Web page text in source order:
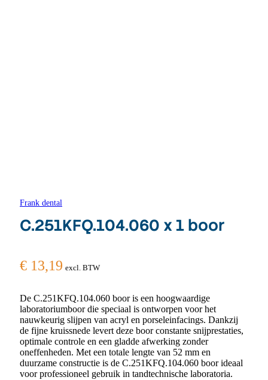
Frank dental
C.251KFQ.104.060 x 1 boor
€ 13,19 excl. BTW
De C.251KFQ.104.060 boor is een hoogwaardige
laboratoriumboor die speciaal is ontworpen voor het
nauwkeurig slijpen van acryl en porseleinfacings. Dankzij
de fijne kruissnede levert deze boor constante snijprestaties,
optimale controle en een gladde afwerking zonder
oneffenheden. Met een totale lengte van 52 mm en
duurzame constructie is de C.251KFQ.104.060 boor ideaal
voor professioneel gebruik in tandtechnische laboratoria.